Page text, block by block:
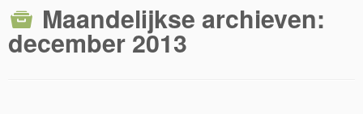
Maandelijkse archieven:
december 2013